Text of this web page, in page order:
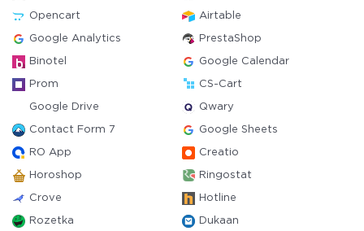
Opencart Airtable
Google Analytics PrestaShop
Binotel Google Calendar
Prom CS-Cart
Google Drive Qwary
Contact Form 7 Google Sheets
RO App Creatio
Horoshop Ringostat
Crove Hotline
Rozetka Dukaan